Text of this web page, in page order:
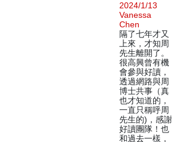
2024/1/13
Vanessa
Chen
隔了七年才又
上來，才知周
先生離開了。
很高興曾有機
會參與好讀，
透過網路與周
博士共事（真
也才知道的，
一直只稱呼周
先生的)，感謝
好讀團隊！也
和過去一樣，